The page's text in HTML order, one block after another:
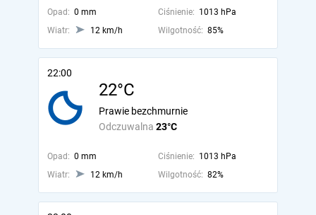
Opad: 0 mm Ciśnienie: 1013 hPa
Wiatr:
12 km/h Wilgotność: 85%
22:00
22°C
Odczuwalna 23°C
Prawie bezchmurnie
Opad: 0 mm Ciśnienie: 1013 hPa
Wiatr:
12 km/h Wilgotność: 82%